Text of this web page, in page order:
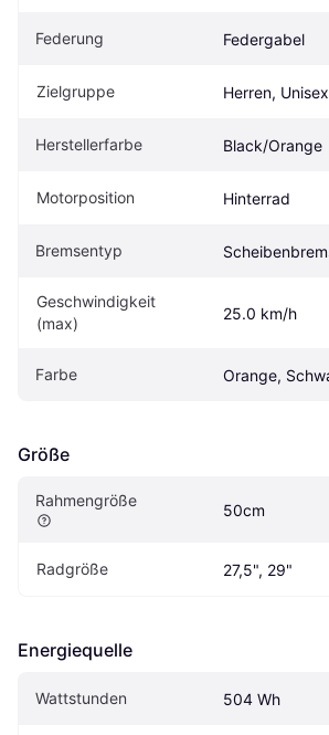
Federung Federgabel
Zielgruppe Herren, Unisex
Herstellerfarbe Black/Orange
Motorposition Hinterrad
Bremsentyp
Geschwindigkeit
(max)
25.0 km/h
Farbe Orange,
Größe
Rahmengröße
50cm
Radgröße 27,5", 29"
Energiequelle
Wattstunden 504 Wh